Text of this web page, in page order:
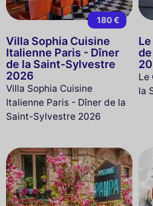
180 €
Villa Sophia Cuisine
Italienne Paris - Dîner
de la Saint-Sylvestre
2026
Villa Sophia Cuisine
Italienne Paris - Dîner de la
Saint-Sylvestre 2026
Le
la